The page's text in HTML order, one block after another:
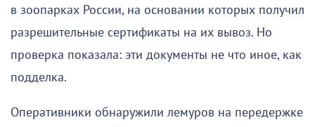
в зоопарках России, на основании которых получил
разрешительные сертификаты на их вывоз. Но
проверка показала: эти документы не что иное, как
подделка.
Оперативники обнаружили лемуров на передержке